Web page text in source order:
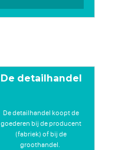
De detailhandel
De detailhandel koopt de
goederen bij de producent
(fabriek) of bij de
groothandel.